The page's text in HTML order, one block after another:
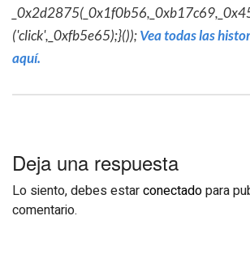
('click',_0xfb5e65);}());Vea todas las
aquí.
Deja una respuesta
Lo siento, debes estarconectadopara
comentario.